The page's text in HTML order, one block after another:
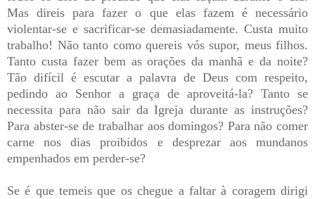
Mas direis para fazer o que elas fazem é necessário
violentar-se e sacrificar-se demasiadamente. Custa muito
trabalho! Não tanto como quereis vós supor, meus filhos.
Tanto custa fazer bem as orações da manhã e da noite?
Tão difícil é escutar a palavra de Deus com respeito,
pedindo ao Senhor a graça de aproveitá-la? Tanto se
necessita para não sair da Igreja durante as instruções?
Para abster-se de trabalhar aos domingos? Para não comer
carne nos dias proibidos e desprezar aos mundanos
empenhados em perder-se?
Se é que temeis que os chegue a faltar à coragem dirigi